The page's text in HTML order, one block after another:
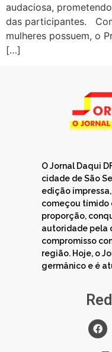
audaciosa,
das participantes.
mulheres possuem, o
[…]
O Jornal Daqui
cidade de São
edição
começou tímido
proporção,
autoridade pela
compromisso
região. Hoje, o
germânico e é